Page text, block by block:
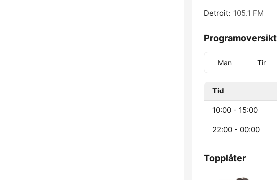
Detroit: 105.1 FM
Programoversikt
Man Tir
Tid
10:00 - 15:00
22:00 - 00:00
Topplåter